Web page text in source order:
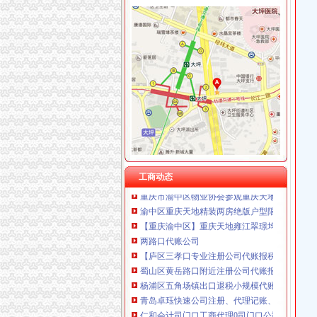
工商动态
渝中区重庆天地
重庆渝中区的重庆天地除了琳琅,还有哪些地方
【多图】渝中区重庆天地板式精装江景豪宅现
重庆市渝中区人民
重庆天地写字楼|重庆市辖区渝中区重庆天地写
【图】邻解放碑洪崖洞重庆天地北欧简约大床
重庆渝中重庆天地户型图-找我家-土巴兔装修网
请问渝中区重庆天地这附近有什么送外卖的啊
重庆市渝中区物业协会参观重庆天地认可丰诚
渝中区重庆天地精装两房绝版户型限量团购热
【重庆渝中区】重庆天地雍江翠璟均价元/平米
两路口代账公司
【庐区三孝口专业注册公司代账报税欢迎来电
蜀山区黄岳路口附近注册公司代账报税找江秀
杨浦区五角场镇出口退税小规模代账整理账-上
青岛卓珏快速公司注册、代理记账、纳税申报
仁和会计司门口工商代理0司门口公司注册0司
【图】渝中区两路文化公司注册工商代办代账